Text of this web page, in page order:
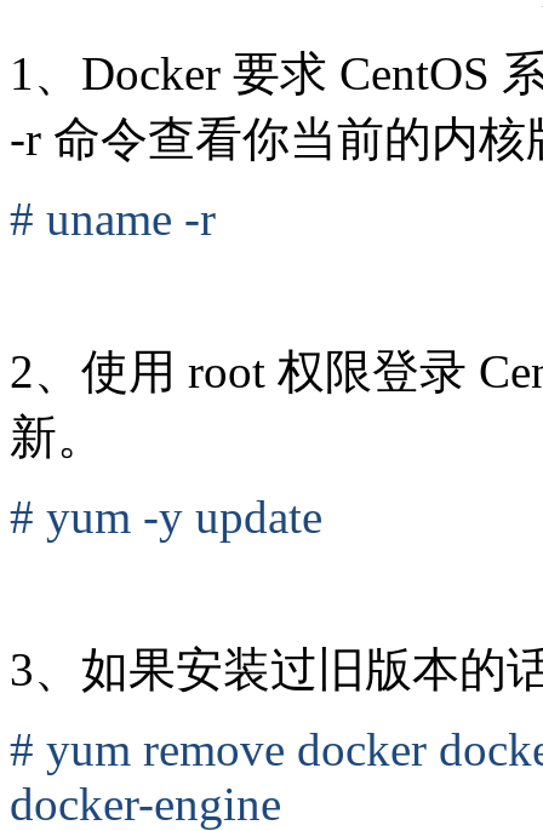
1、Docker 要求 CentOS
-r 命令查看你当前的内核
# uname -r
2、使用 root 权限登录
新。
# yum -y update
3、如果安装过旧版本的
# yum remove docker
docker-engine